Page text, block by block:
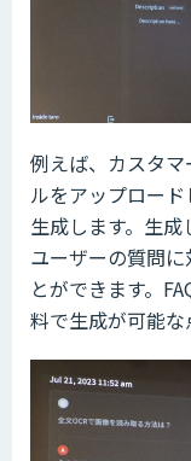
例えば、カスタ
ルをアップロー
生成します。生成
ユーザーの質問
とができます。
料で生成が可能な